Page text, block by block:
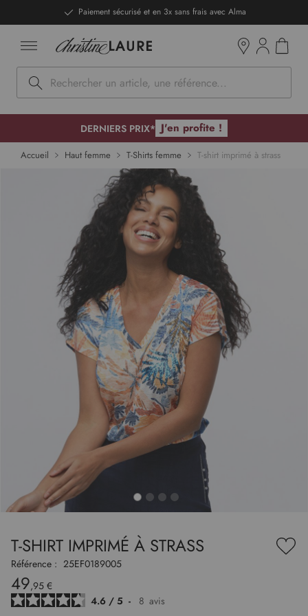
Paiement sécurisé et en 3x sans frais avec Alma
Rechercher
DERNIERS PRIX* J'en profite !
Accueil Haut femme T-Shirts femme T-shirt imprimé à strass
to
T-SHIRT IMPRIMÉ À STRASS
à
Référence : 25EF0189005
49,95 €
4.6 / 5 - 8 avis